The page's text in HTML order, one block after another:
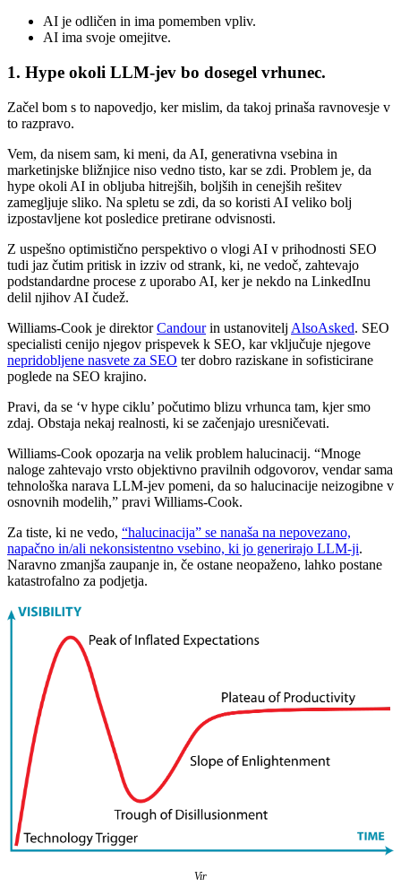
AI je odličen in ima pomemben vpliv.
AI ima svoje omejitve.
1. Hype okoli LLM-jev bo dosegel vrhunec.
Začel bom s to napovedjo, ker mislim, da takoj prinaša ravnovesje v
to razpravo.
Vem, da nisem sam, ki meni, da AI, generativna vsebina in
marketinjske bližnjice niso vedno tisto, kar se zdi. Problem je, da
hype okoli AI in obljuba hitrejših, boljših in cenejših rešitev
zamegljuje sliko. Na spletu se zdi, da so koristi AI veliko bolj
izpostavljene kot posledice pretirane odvisnosti.
Z uspešno optimistično perspektivo o vlogi AI v prihodnosti SEO
tudi jaz čutim pritisk in izziv od strank, ki, ne vedoč, zahtevajo
podstandardne procese z uporabo AI, ker je nekdo na LinkedInu
delil njihov AI čudež.
Williams-Cook je direktorCandourin ustanovitelj AlsoAsked. SEO
specialisti cenijo njegov prispevek k SEO, kar vključuje njegove
nepridobljene nasvete za SEO ter dobro raziskane in sofisticirane
poglede na SEO krajino.
Pravi, da se ‘v hype ciklu’ počutimo blizu vrhunca tam, kjer smo
zdaj. Obstaja nekaj realnosti, ki se začenjajo uresničevati.
Williams-Cook opozarja na velik problem halucinacij. “Mnoge
naloge zahtevajo vrsto objektivno pravilnih odgovorov, vendar sama
tehnološka narava LLM-jev pomeni, da so halucinacije neizogibne v
osnovnih modelih,” pravi Williams-Cook.
Za tiste, ki ne vedo, “halucinacija” se nanaša na nepovezano,
napačno in/ali nekonsistentno vsebino, ki jo generirajo LLM-ji.
Naravno zmanjša zaupanje in, če ostane neopaženo, lahko postane
katastrofalno za podjetja.
Vir